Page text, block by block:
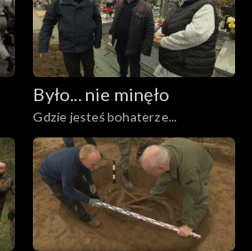
Było... nie minęło
Gdzie jesteś bohaterze...